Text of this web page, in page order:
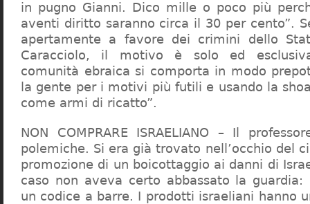
in pugno Gianni. Dico mille o poco più
aventi diritto saranno circa il 30 per cento”.
apertamente a favore dei crimini dello
Caracciolo, il motivo è solo ed
comunità ebraica si comporta in modo
la gente per i motivi più futili e usando la
come armi di ricatto”.
NON COMPRARE ISRAELIANO – Il
polemiche. Si era già trovato nell’occhio del
promozione di un boicottaggio ai danni di
caso non aveva certo abbassato la guardia:
un codice a barre. I prodotti israeliani hanno